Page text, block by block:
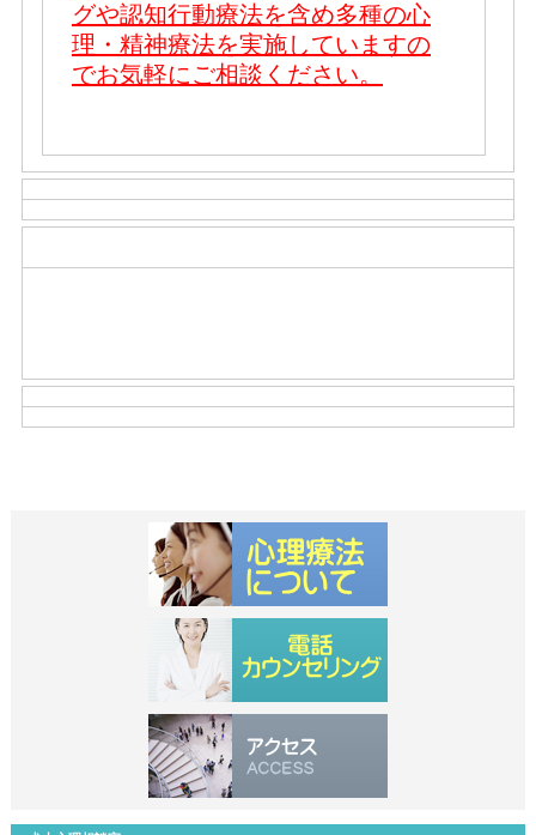
グや認知行動療法を含め多種の心
理・精神療法を実施していますの
でお気軽にご相談ください。